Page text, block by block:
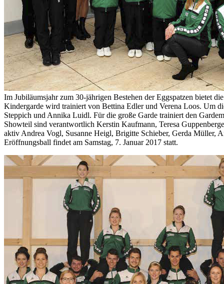
Im Jubiläumsjahr zum 30-jährigen Bestehen der Eggspatzen bietet
Kindergarde wird trainiert von Bettina Edler und Verena Loos. Um
Steppich und Annika Luidl. Für die große Garde trainiert den
Showteil sind verantwortlich Kerstin Kaufmann, Teresa
aktiv Andrea Vogl, Susanne Heigl, Brigitte Schieber, Gerda Müller,
Eröffnungsball findet am Samstag, 7. Januar 2017 statt.